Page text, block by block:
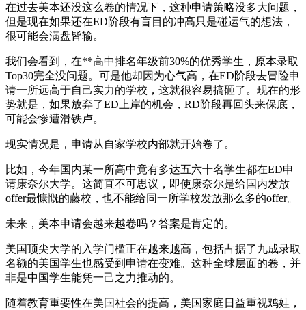
在过去美本还没这么卷的情况下，这种申请策略没多大问题，
但是现在如果还在ED阶段有盲目的冲高只是碰运气的想法，
很可能会满盘皆输。
我们会看到，在**高中排名年级前30%的优秀学生，原本录取
Top30完全没问题。可是他却因为心气高，在ED阶段去冒险申
请一所远高于自己实力的学校，这就很容易搞砸了。现在的形
势就是，如果放弃了ED上岸的机会，RD阶段再回头来保底，
可能会惨遭滑铁卢。
现实情况是，申请从自家学校内部就开始卷了。
比如，今年国内某一所高中竟有多达五六十名学生都在ED申
请康奈尔大学。这简直不可思议，即使康奈尔是给国内发放
offer最慷慨的藤校，也不能给同一所学校发放那么多的offer。
未来，美本申请会越来越卷吗？答案是肯定的。
美国顶尖大学的入学门槛正在越来越高，包括占据了九成录取
名额的美国学生也感受到申请在变难。这种全球层面的卷，并
非是中国学生能凭一己之力推动的。
随着教育重要性在美国社会的提高，美国家庭日益重视鸡娃，